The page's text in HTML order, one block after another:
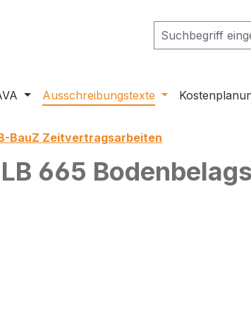
Ausschreibungstexte
BauZ Zeitvertragsarbeiten
665